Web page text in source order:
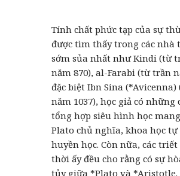
Tính chất phức tạp của sự
được tìm thấy trong các nhà
sớm sủa nhất như Kindi (từ
năm 870), al-Farabi (từ trần
đặc biệt Ibn Sina
năm 1037), học giả có
tổng hợp siêu hình học mang
Plato chủ nghĩa, khoa học
huyền học. Còn nữa, các triết
thời ấy đều cho rằng có sự
tủy giữa *Plato và *Aristotle.